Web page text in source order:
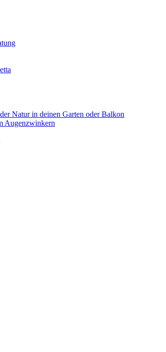
Natur in deinen Garten oder Balkon
Augenzwinkern